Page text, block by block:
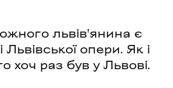
львів'янина є
опери. Як і
хоч раз був у Львові.